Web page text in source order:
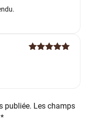
publiée. Les champs
*